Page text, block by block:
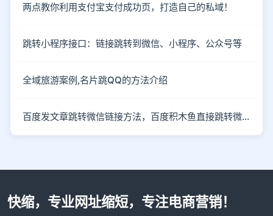
两点教你利用支付宝支付成功页，打造自己的私域！
跳转小程序接口：链接跳转到微信、小程序、公众号等
全域旅游案例,名片跳QQ的方法介绍
百度发文章跳转微信链接方法，百度积木鱼直接跳转微信
快缩，专业网址缩短，专注电商营销！